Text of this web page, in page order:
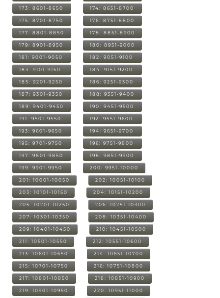
173: 8601-8650 174: 8651-8700
175: 8701-8750 176: 8751-8800
177: 8801-8850 178: 8851-8900
179: 8901-8950 180: 8951-9000
181: 9001-9050 182: 9051-9100
183: 9101-9150 184: 9151-9200
185: 9201-9250 186: 9251-9300
187: 9301-9350 188: 9351-9400
189: 9401-9450 190: 9451-9500
191: 9501-9550 192: 9551-9600
193: 9601-9650 194: 9651-9700
195: 9701-9750 196: 9751-9800
197: 9801-9850 198: 9851-9900
199: 9901-9950 200: 9951-10000
201: 10001-10050 202: 10051-10100
203: 10101-10150 204: 10151-10200
205: 10201-10250 206: 10251-10300
207: 10301-10350 208: 10351-10400
209: 10401-10450 210: 10451-10500
211: 10501-10550 212: 10551-10600
213: 10601-10650 214: 10651-10700
215: 10701-10750 216: 10751-10800
217: 10801-10850 218: 10851-10900
219: 10901-10950 220: 10951-11000